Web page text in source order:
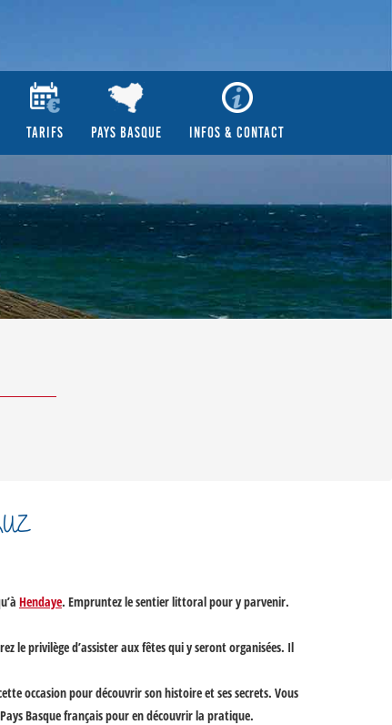
TARIFS PAYS BASQUE INFOS & CONTACT
Hendaye. Empruntez le sentier littoral pour y parvenir.
le privilège d’assister aux fêtes qui y seront organisées. Il
occasion pour découvrir son histoire et ses secrets. Vous
Basque français pour en découvrir la pratique.